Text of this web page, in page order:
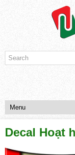
Decal Hoạt